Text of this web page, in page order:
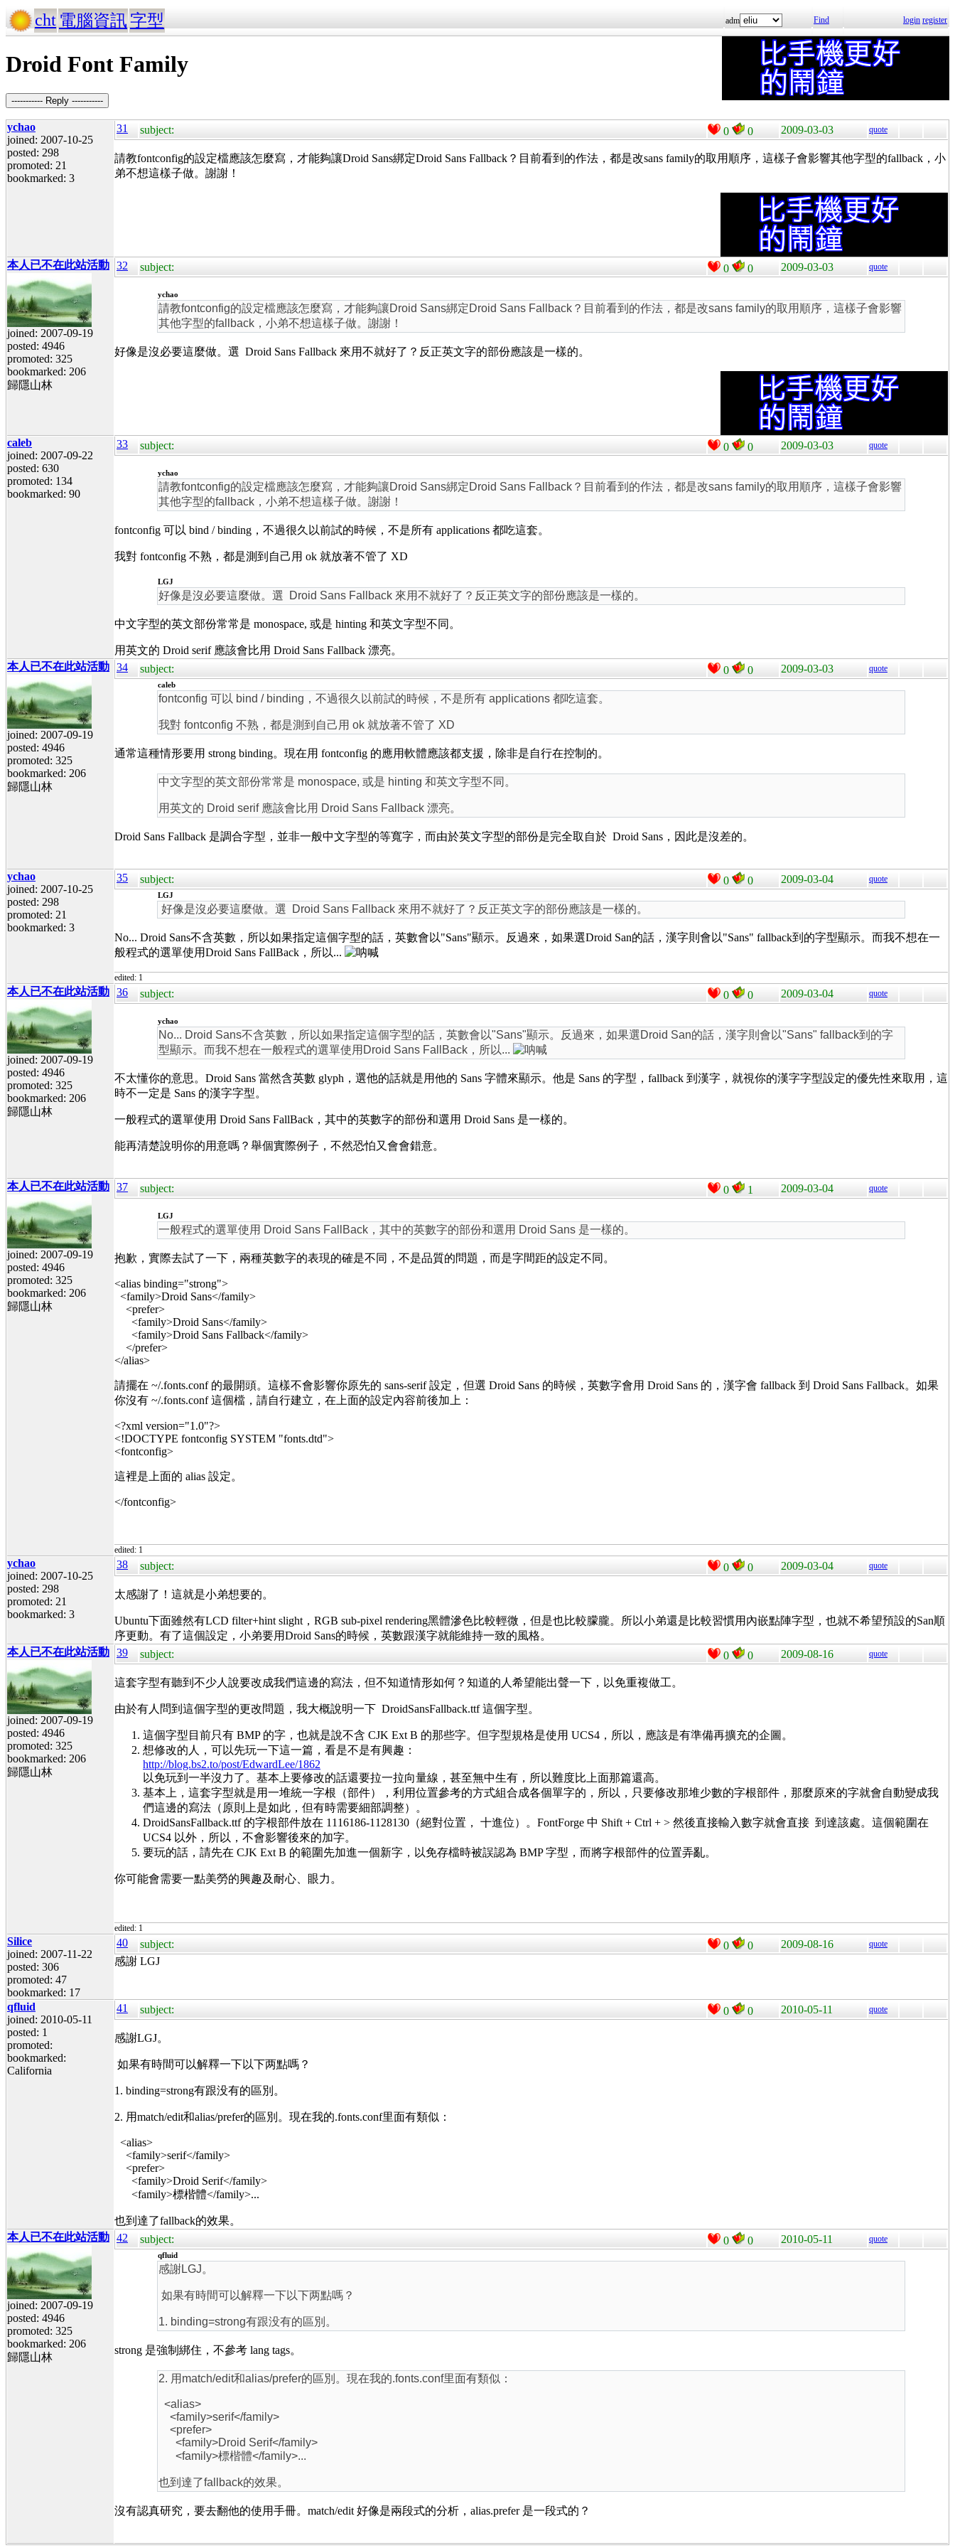
cht 電腦資訊字型 adm Find login register
Droid Font Family
----------- Reply -----------
ychao
joined: 2007-10-25
posted: 298
promoted: 21
bookmarked: 3
31 subject: 0 0 2009-03-03 quote
請教fontconfig的設定檔應該怎麼寫，才能夠讓Droid Sans綁定Droid Sans Fallback？目前看到的作法，都是改sans family的取用順序，這樣子會影響其他字型的fallback，小
弟不想這樣子做。謝謝！
本人已不在此站活動
joined: 2007-09-19
posted: 4946
promoted: 325
bookmarked: 206
歸隱山林
32 subject: 0 0 2009-03-03 quote
ychao
請教fontconfig的設定檔應該怎麼寫，才能夠讓Droid Sans綁定Droid Sans Fallback？目前看到的作法，都是改sans family的取用順序，這樣子會影響
其他字型的fallback，小弟不想這樣子做。謝謝！
好像是沒必要這麼做。選 Droid Sans Fallback 來用不就好了？反正英文字的部份應該是一樣的。
caleb
joined: 2007-09-22
posted: 630
promoted: 134
bookmarked: 90
33 subject: 0 0 2009-03-03 quote
ychao
請教fontconfig的設定檔應該怎麼寫，才能夠讓Droid Sans綁定Droid Sans Fallback？目前看到的作法，都是改sans family的取用順序，這樣子會影響
其他字型的fallback，小弟不想這樣子做。謝謝！
fontconfig 可以 bind / binding，不過很久以前試的時候，不是所有 applications 都吃這套。
我對 fontconfig 不熟，都是測到自己用 ok 就放著不管了 XD
LGJ
好像是沒必要這麼做。選 Droid Sans Fallback 來用不就好了？反正英文字的部份應該是一樣的。
中文字型的英文部份常常是 monospace, 或是 hinting 和英文字型不同。
用英文的 Droid serif 應該會比用 Droid Sans Fallback 漂亮。
本人已不在此站活動
joined: 2007-09-19
posted: 4946
promoted: 325
bookmarked: 206
歸隱山林
34 subject: 0 0 2009-03-03 quote
caleb
fontconfig 可以 bind / binding，不過很久以前試的時候，不是所有 applications 都吃這套。
我對 fontconfig 不熟，都是測到自己用 ok 就放著不管了 XD
通常這種情形要用 strong binding。現在用 fontconfig 的應用軟體應該都支援，除非是自行在控制的。
中文字型的英文部份常常是 monospace, 或是 hinting 和英文字型不同。
用英文的 Droid serif 應該會比用 Droid Sans Fallback 漂亮。
Droid Sans Fallback 是調合字型，並非一般中文字型的等寬字，而由於英文字型的部份是完全取自於 Droid Sans，因此是沒差的。
ychao
joined: 2007-10-25
posted: 298
promoted: 21
bookmarked: 3
35 subject: 0 0 2009-03-04 quote
LGJ
好像是沒必要這麼做。選 Droid Sans Fallback 來用不就好了？反正英文字的部份應該是一樣的。
No... Droid Sans不含英數，所以如果指定這個字型的話，英數會以"Sans"顯示。反過來，如果選Droid San的話，漢字則會以"Sans" fallback到的字型顯示。而我不想在一
般程式的選單使用Droid Sans FallBack，所以...
edited: 1
本人已不在此站活動
joined: 2007-09-19
posted: 4946
promoted: 325
bookmarked: 206
歸隱山林
36 subject: 0 0 2009-03-04 quote
ychao
No... Droid Sans不含英數，所以如果指定這個字型的話，英數會以"Sans"顯示。反過來，如果選Droid San的話，漢字則會以"Sans" fallback到的字
型顯示。而我不想在一般程式的選單使用Droid Sans FallBack，所以...
不太懂你的意思。Droid Sans 當然含英數 glyph，選他的話就是用他的 Sans 字體來顯示。他是 Sans 的字型，fallback 到漢字，就視你的漢字字型設定的優先性來取用，這
時不一定是 Sans 的漢字字型。
一般程式的選單使用 Droid Sans FallBack，其中的英數字的部份和選用 Droid Sans 是一樣的。
能再清楚說明你的用意嗎？舉個實際例子，不然恐怕又會會錯意。
本人已不在此站活動
joined: 2007-09-19
posted: 4946
promoted: 325
bookmarked: 206
歸隱山林
37 subject: 0 1 2009-03-04 quote
LGJ
一般程式的選單使用 Droid Sans FallBack，其中的英數字的部份和選用 Droid Sans 是一樣的。
抱歉，實際去試了一下，兩種英數字的表現的確是不同，不是品質的問題，而是字間距的設定不同。
<alias binding="strong">
<family>Droid Sans</family>
<prefer>
<family>Droid Sans</family>
<family>Droid Sans Fallback</family>
</prefer>
</alias>
請擺在 ~/.fonts.conf 的最開頭。這樣不會影響你原先的 sans-serif 設定，但選 Droid Sans 的時候，英數字會用 Droid Sans 的，漢字會 fallback 到 Droid Sans Fallback。如果
你沒有 ~/.fonts.conf 這個檔，請自行建立，在上面的設定內容前後加上：
<?xml version="1.0"?>
<!DOCTYPE fontconfig SYSTEM "fonts.dtd">
<fontconfig>
這裡是上面的 alias 設定。
</fontconfig>
edited: 1
ychao
joined: 2007-10-25
posted: 298
promoted: 21
bookmarked: 3
38 subject: 0 0 2009-03-04 quote
太感謝了！這就是小弟想要的。
Ubuntu下面雖然有LCD filter+hint slight，RGB sub-pixel rendering黑體滲色比較輕微，但是也比較朦朧。所以小弟還是比較習慣用內嵌點陣字型，也就不希望預設的San順
序更動。有了這個設定，小弟要用Droid Sans的時候，英數跟漢字就能維持一致的風格。
本人已不在此站活動
joined: 2007-09-19
posted: 4946
promoted: 325
bookmarked: 206
歸隱山林
39 subject: 0 0 2009-08-16 quote
這套字型有聽到不少人說要改成我們這邊的寫法，但不知道情形如何？知道的人希望能出聲一下，以免重複做工。
由於有人問到這個字型的更改問題，我大概說明一下 DroidSansFallback.ttf 這個字型。
這個字型目前只有 BMP 的字，也就是說不含 CJK Ext B 的那些字。但字型規格是使用 UCS4，所以，應該是有準備再擴充的企圖。
想修改的人，可以先玩一下這一篇，看是不是有興趣：
http://blog.bs2.to/post/EdwardLee/1862
以免玩到一半沒力了。基本上要修改的話還要拉一拉向量線，甚至無中生有，所以難度比上面那篇還高。
基本上，這套字型就是用一堆統一字根（部件），利用位置參考的方式組合成各個單字的，所以，只要修改那堆少數的字根部件，那麼原來的字就會自動變成我
們這邊的寫法（原則上是如此，但有時需要細部調整）。
DroidSansFallback.ttf 的字根部件放在 1116186-1128130（絕對位置， 十進位）。FontForge 中 Shift + Ctrl + > 然後直接輸入數字就會直接 到達該處。這個範圍在
UCS4 以外，所以，不會影響後來的加字。
要玩的話，請先在 CJK Ext B 的範圍先加進一個新字，以免存檔時被誤認為 BMP 字型，而將字根部件的位置弄亂。
你可能會需要一點美勞的興趣及耐心、眼力。
edited: 1
Silice
joined: 2007-11-22
posted: 306
promoted: 47
bookmarked: 17
40 subject: 0 0 2009-08-16 quote
感謝 LGJ
qfluid
joined: 2010-05-11
posted: 1
promoted:
bookmarked:
California
41 subject: 0 0 2010-05-11 quote
感謝LGJ。
如果有時間可以解釋一下以下两點嗎？
1. binding=strong有跟没有的區別。
2. 用match/edit和alias/prefer的區別。現在我的.fonts.conf里面有類似：
<alias>
<family>serif</family>
<prefer>
<family>Droid Serif</family>
<family>標楷體</family>...
也到達了fallback的效果。
本人已不在此站活動
joined: 2007-09-19
posted: 4946
promoted: 325
bookmarked: 206
歸隱山林
42 subject: 0 0 2010-05-11 quote
qfluid
感謝LGJ。
如果有時間可以解釋一下以下两點嗎？
1. binding=strong有跟没有的區別。
strong 是強制綁住，不參考 lang tags。
2. 用match/edit和alias/prefer的區別。現在我的.fonts.conf里面有類似：
<alias>
<family>serif</family>
<prefer>
<family>Droid Serif</family>
<family>標楷體</family>...
也到達了fallback的效果。
沒有認真研究，要去翻他的使用手冊。match/edit 好像是兩段式的分析，alias.prefer 是一段式的？